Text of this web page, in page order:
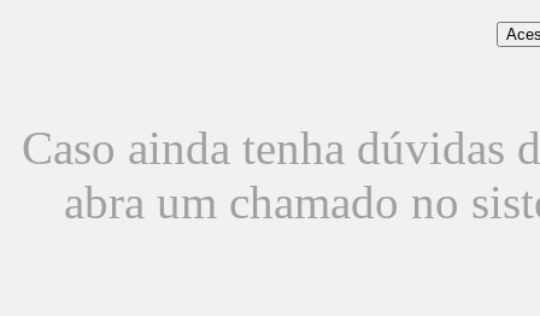
Caso ainda tenha dúvidas
abra um chamado no